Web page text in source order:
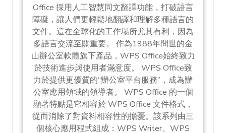
Office 採用人工智慧同文翻譯功能，打破語言
障礙，讓人們更輕鬆地翻譯和理解多種語言的
文件。這在全球化的工作場所尤其有利，因為
多語言交流至關重要。 作為1988年問世的金
山辦公室軟體旗下產品，WPS Office始終致力
於技術進步與使用者滿意度。 WPS Office致
力於提供更優質的“辦公室平台服務”，成為辦
公室應用領域的領導者。 WPS Office 的一個
顯著特點是它相容於 WPS Office 文件格式，
從而消除了對資料相容性的擔憂。該系列由三
個核心應用程式組成：WPS Writer、WPS